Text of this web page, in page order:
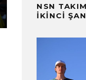
NSN
İKINCI